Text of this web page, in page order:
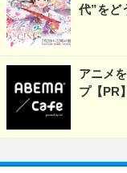
代”をど
アニメ
プ【PR】